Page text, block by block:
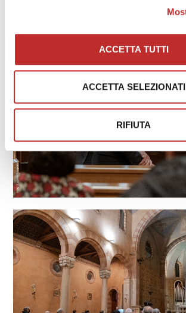
ACCETTA TUTTI
ACCETTA SELEZIONATI
RIFIUTA